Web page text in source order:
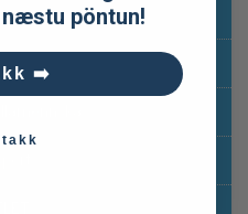
pöntun!
➡️
takk